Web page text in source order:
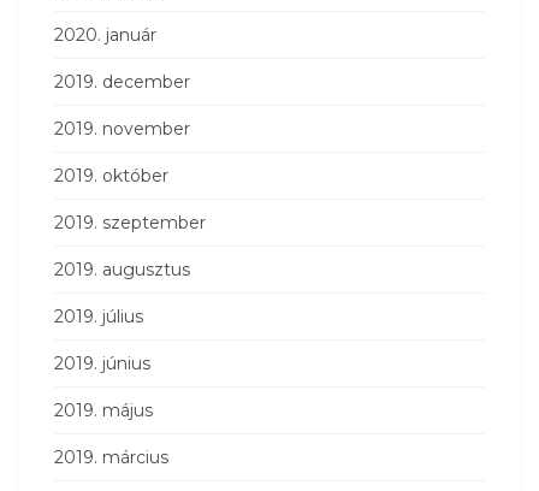
2020. január
2019. december
2019. november
2019. október
2019. szeptember
2019. augusztus
2019. július
2019. június
2019. május
2019. március